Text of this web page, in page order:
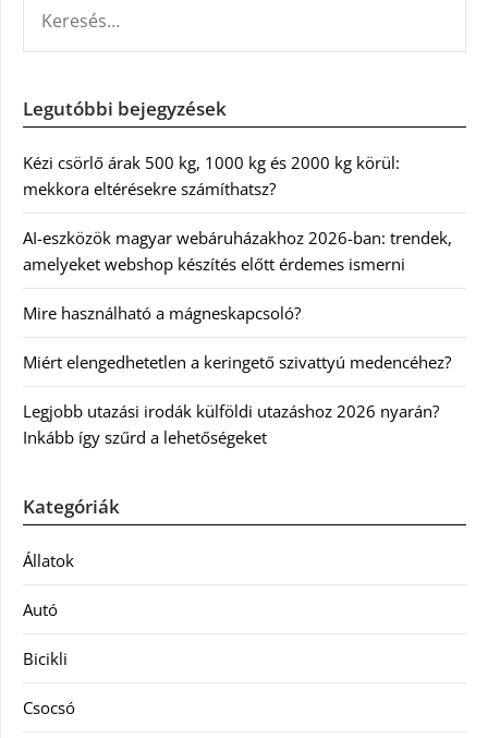
Legutóbbi bejegyzések
Kézi csörlő árak 500 kg, 1000 kg és 2000 kg körül:
mekkora eltérésekre számíthatsz?
AI-eszközök magyar webáruházakhoz 2026-ban: trendek,
amelyeket webshop készítés előtt érdemes ismerni
Mire használható a mágneskapcsoló?
Miért elengedhetetlen a keringető szivattyú medencéhez?
Legjobb utazási irodák külföldi utazáshoz 2026 nyarán?
Inkább így szűrd a lehetőségeket
Kategóriák
Állatok
Autó
Bicikli
Csocsó